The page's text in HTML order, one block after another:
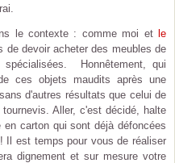
le contexte : comme moi et le
devoir acheter des meubles de
Honnêtement, qui
ces objets maudits après une
d'autres résultats que celui de
Aller, c'est décidé, halte
carton qui sont déjà défoncées
Il est temps pour vous de réaliser
dignement et sur mesure votre